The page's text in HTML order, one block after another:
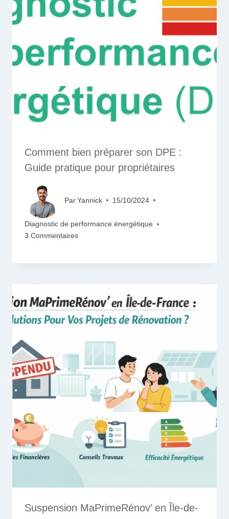
Comment bien préparer son DPE :
Guide pratique pour propriétaires
ParYannick 15/10/2024
Diagnostic de performance énergétique
3 Commentaires
Suspension MaPrimeRénov’ en Île-de-